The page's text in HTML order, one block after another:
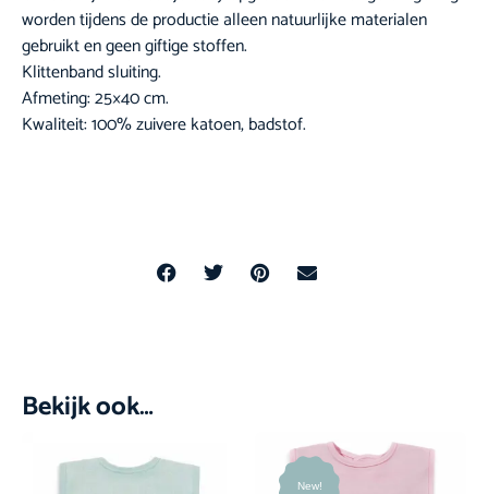
worden tijdens de productie alleen natuurlijke materialen
gebruikt en geen giftige stoffen.
Klittenband sluiting.
Afmeting: 25×40 cm.
Kwaliteit: 100% zuivere katoen, badstof.
Bekijk ook…
New!